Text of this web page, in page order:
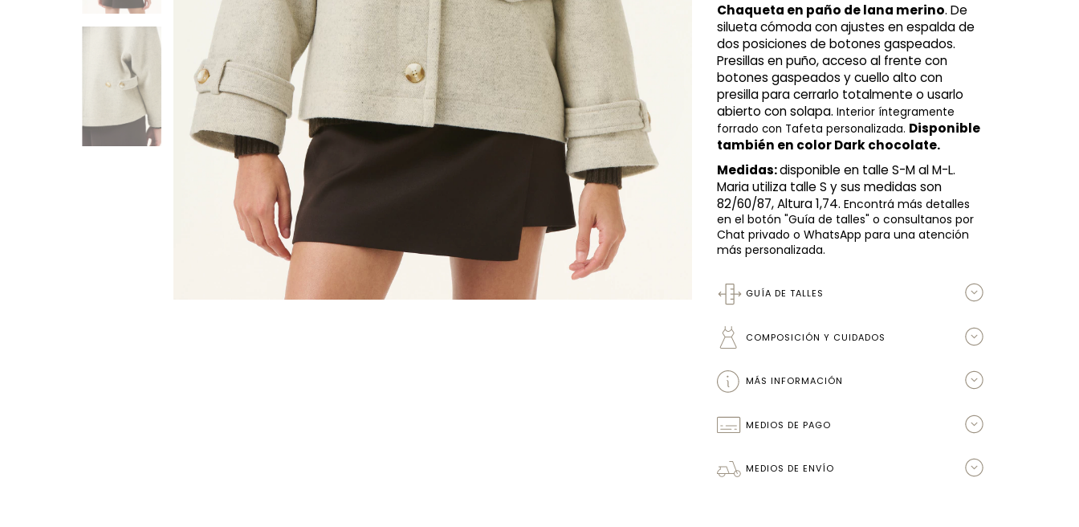
Chaqueta en paño de lana merino. De
silueta cómoda con ajustes en espalda de
dos posiciones de botones gaspeados.
Presillas en puño, acceso al frente con
botones gaspeados y cuello alto con
presilla para cerrarlo totalmente o usarlo
abierto con solapa. Interior íntegramente
forrado con Tafeta personalizada. Disponible
también en color Dark chocolate.
Medidas: disponible en talle S-M al M-L.
Maria utiliza talle S y sus medidas son
82/60/87, Altura 1,74. Encontrá más detalles
en el botón "Guía de talles" o consultanos por
Chat privado o WhatsApp para una atención
más personalizada.
GUÍA DE TALLES
COMPOSICIÓN Y CUIDADOS
MÁS INFORMACIÓN
MEDIOS DE PAGO
MEDIOS DE ENVÍO